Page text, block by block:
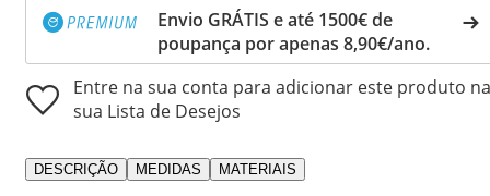
Envio GRÁTIS e até 1500€ de
poupança por apenas 8,90€/ano.
Entre na sua conta para adicionar este produto na
sua Lista de Desejos
DESCRIÇÃO MEDIDAS MATERIAIS